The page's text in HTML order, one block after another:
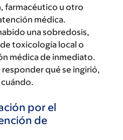
farmacéutico u otro
médica.
una sobredosis,
toxicología local o
médica de inmediato.
responder qué se ingirió,
por el
de